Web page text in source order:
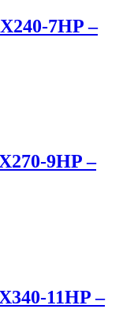
7HP –
9HP –
11HP –